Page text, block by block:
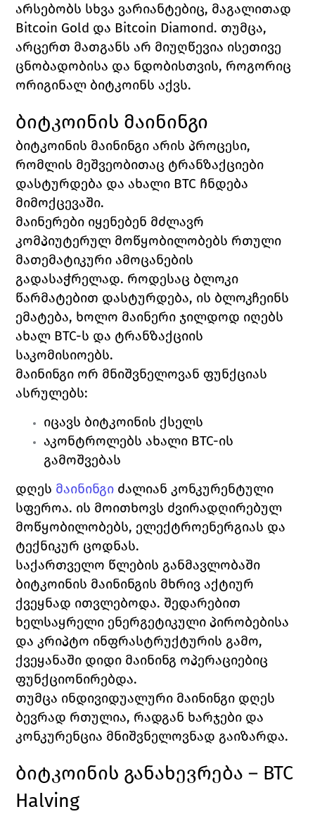
არსებობს სხვა ვარიანტებიც, მაგალითად
Bitcoin Gold და Bitcoin Diamond. თუმცა,
არცერთ მათგანს არ მიუღწევია ისეთივე
ცნობადობისა და ნდობისთვის, როგორიც
ორიგინალ ბიტკოინს აქვს.
ბიტკოინის მაინინგი
ბიტკოინის მაინინგი არის პროცესი,
რომლის მეშვეობითაც ტრანზაქციები
დასტურდება და ახალი BTC ჩნდება
მიმოქცევაში.
მაინერები იყენებენ მძლავრ
კომპიუტერულ მოწყობილობებს რთული
მათემატიკური ამოცანების
გადასაჭრელად. როდესაც ბლოკი
წარმატებით დასტურდება, ის ბლოკჩეინს
ემატება, ხოლო მაინერი ჯილდოდ იღებს
ახალ BTC-ს და ტრანზაქციის
საკომისიოებს.
მაინინგი ორ მნიშვნელოვან ფუნქციას
ასრულებს:
იცავს ბიტკოინის ქსელს
აკონტროლებს ახალი BTC-ის
გამოშვებას
დღეს მაინინგი ძალიან კონკურენტული
სფეროა. ის მოითხოვს ძვირადღირებულ
მოწყობილობებს, ელექტროენერგიას და
ტექნიკურ ცოდნას.
საქართველო წლების განმავლობაში
ბიტკოინის მაინინგის მხრივ აქტიურ
ქვეყნად ითვლებოდა. შედარებით
ხელსაყრელი ენერგეტიკული პირობებისა
და კრიპტო ინფრასტრუქტურის გამო,
ქვეყანაში დიდი მაინინგ ოპერაციებიც
ფუნქციონირებდა.
თუმცა ინდივიდუალური მაინინგი დღეს
ბევრად რთულია, რადგან ხარჯები და
კონკურენცია მნიშვნელოვნად გაიზარდა.
ბიტკოინის განახევრება – BTC
Halving